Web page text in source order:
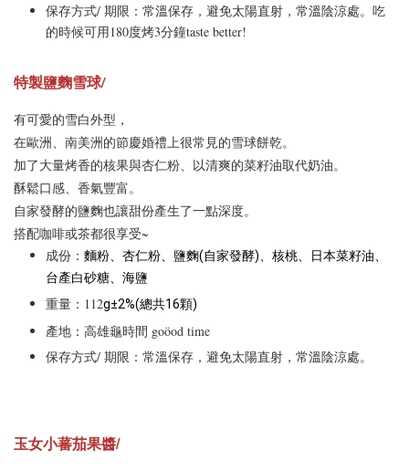
保存方式/ 期限：常溫保存，避免太陽直射，常溫陰涼處。 吃
的時候可用180度烤3分鐘taste better!
特製鹽麴雪球/
有可愛的雪白外型，
在歐洲、南美洲的節慶婚禮上很常見的雪球餅乾。
加了大量烤香的核果與杏仁粉、以清爽的菜籽油取代奶油。
酥鬆口感、香氣豐富。
自家發酵的鹽麴也讓甜份產生了一點深度。
搭配咖啡或茶都很享受~
成份： 麵粉、杏仁粉、鹽麴(自家發酵)、核桃、日本菜籽油、
台產白砂糖、海鹽
重量：112g±2%(總共16顆)
產地：高雄龜時間 goöod time
保存方式/ 期限：常溫保存，避免太陽直射，常溫陰涼處。
玉女小蕃茄果醬/